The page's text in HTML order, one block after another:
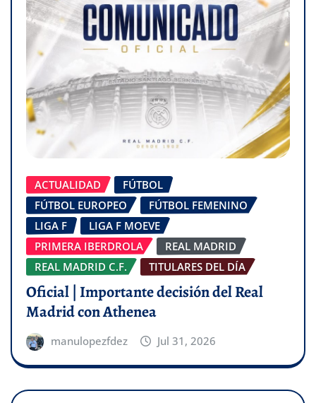
ACTUALIDAD
FÚTBOL
FÚTBOL EUROPEO
FÚTBOL FEMENINO
LIGA F
LIGA F MOEVE
PRIMERA IBERDROLA
REAL MADRID
REAL MADRID C.F.
TITULARES DEL DÍA
Oficial | Importante decisión del Real
Madrid con Athenea
manulopezfdez Jul 31, 2026